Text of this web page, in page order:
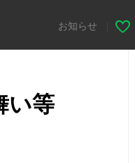
お知らせ
い等